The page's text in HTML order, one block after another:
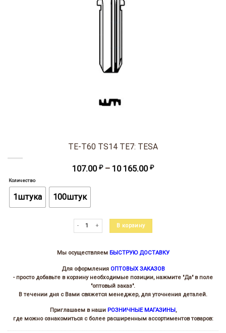
TE-T60 TS14 TE7: TESA
107.00 ₽ – 10 165.00 ₽Диапазон
Количество
1штука 100штук
Количество товара TE-T60 TS14 TE7: TESA
В корзину
Мы осуществляем БЫСТРУЮ ДОСТАВКУ
Для оформления ОПТОВЫХ ЗАКАЗОВ
- просто добавьте в корзину необходимые позиции, нажмите "Да" в поле
"оптовый заказ".
В течении дня с Вами свяжется менеджер, для уточнения деталей.
Приглашаем в наши РОЗНИЧНЫЕ МАГАЗИНЫ,
где можно ознакомиться с более расширенным ассортиментов товаров: